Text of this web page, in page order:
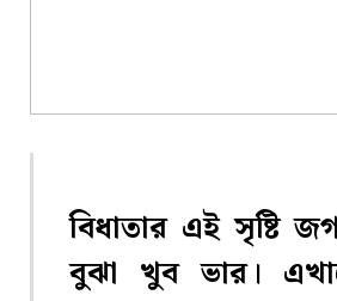
বিধাতার এই সৃষ্টি
বুঝা খুব ভার।